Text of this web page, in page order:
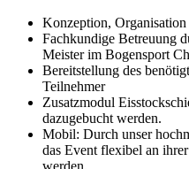
Konzeption,
Fachkundige Betreuung
Meister im Bogensport
Bereitstellung des
Teilnehmer
Zusatzmodul
dazugebucht werden.
Mobil: Durch unser
das Event flexibel an